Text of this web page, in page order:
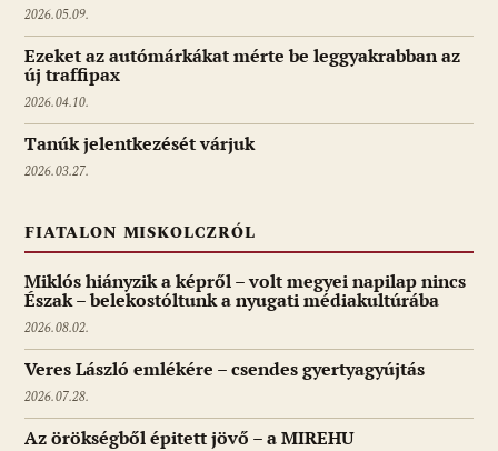
2026.05.09.
Ezeket az autómárkákat mérte be leggyakrabban az
új traffipax
2026.04.10.
Tanúk jelentkezését várjuk
2026.03.27.
FIATALON MISKOLCZRÓL
Miklós hiányzik a képről – volt megyei napilap nincs
Észak – belekostóltunk a nyugati médiakultúrába
2026.08.02.
Veres László emlékére – csendes gyertyagyújtás
2026.07.28.
Az örökségből épitett jövő – a MIREHU